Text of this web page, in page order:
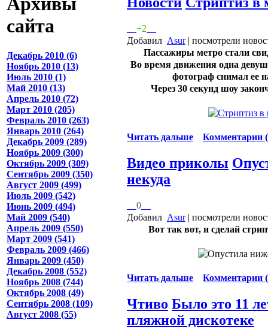
сайта
Декабрь 2010 (6)
Ноябрь 2010 (13)
Июль 2010 (1)
Май 2010 (13)
Апрель 2010 (72)
Март 2010 (205)
Февраль 2010 (263)
Январь 2010 (264)
Декабрь 2009 (289)
Ноябрь 2009 (300)
Октябрь 2009 (309)
Сентябрь 2009 (350)
Август 2009 (499)
Июль 2009 (542)
Июнь 2009 (494)
Май 2009 (540)
Апрель 2009 (550)
Март 2009 (541)
Февраль 2009 (466)
Январь 2009 (450)
Декабрь 2008 (552)
Ноябрь 2008 (744)
Октябрь 2008 (49)
Сентябрь 2008 (109)
Август 2008 (55)
+2
Добавил Asur| посмотрели
Пассажиры метро стали
Во время движения одна
фотограф снимал ее
Через 30 секунд шоу
Читать дальше Комментарии
Видео приколы
некуда
0
Добавил Asur| посмотрели
Вот так вот, и сделай
Читать дальше Комментарии
Чтиво Было это 11
пляжной дискотеке